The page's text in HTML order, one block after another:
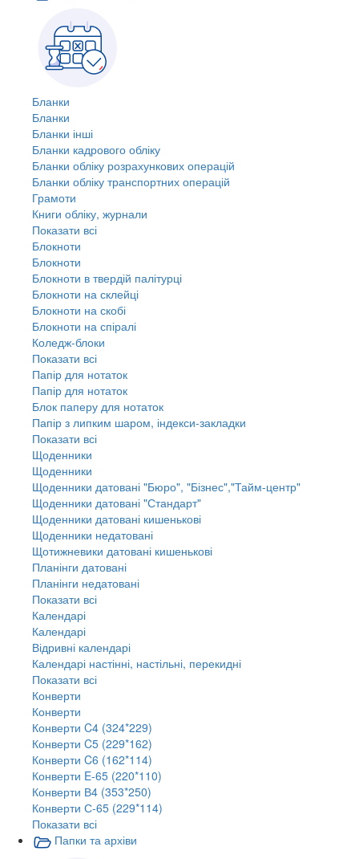
Бланки
Бланки
Бланки інші
Бланки кадрового обліку
Бланки обліку розрахункових операцій
Бланки обліку транспортних операцій
Грамоти
Книги обліку, журнали
Показати всі
Блокноти
Блокноти
Блокноти в твердій палітурці
Блокноти на склейці
Блокноти на скобі
Блокноти на спіралі
Коледж-блоки
Показати всі
Папір для нотаток
Папір для нотаток
Блок паперу для нотаток
Папір з липким шаром, індекси-закладки
Показати всі
Щоденники
Щоденники
Щоденники датовані "Бюро", "Бізнес","Тайм-центр"
Щоденники датовані "Стандарт"
Щоденники датовані кишенькові
Щоденники недатовані
Щотижневики датовані кишенькові
Планінги датовані
Планінги недатовані
Показати всі
Календарі
Календарі
Відривні календарі
Календарі настінні, настільні, перекидні
Показати всі
Конверти
Конверти
Конверти C4 (324*229)
Конверти C5 (229*162)
Конверти C6 (162*114)
Конверти E-65 (220*110)
Конверти В4 (353*250)
Конверти С-65 (229*114)
Показати всі
Папки та архіви